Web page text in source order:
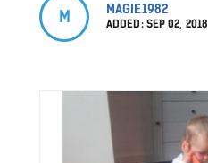
M MAGIE1982
ADDED:SEP 02, 2018